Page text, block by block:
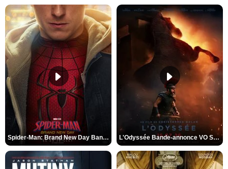
Spider-Man: Brand New Day Bande-annonce VO STFR L'Odyssée Bande-annonce VO STFR